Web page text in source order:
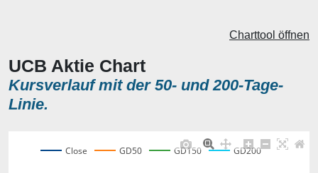
UCB Aktie Chart
Kursverlauf mit der 50- und 200-Tage-
Linie.
Charttool öffnen
Close GD50 GD150 GD200